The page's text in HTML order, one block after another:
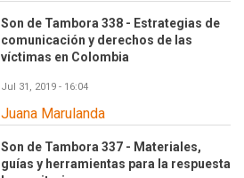
Son de Tambora 338 - Estrategias de
comunicación y derechos de las
víctimas en Colombia
Jul 31, 2019 - 16:04
Juana Marulanda
Son de Tambora 337 - Materiales,
guías y herramientas para la respuesta